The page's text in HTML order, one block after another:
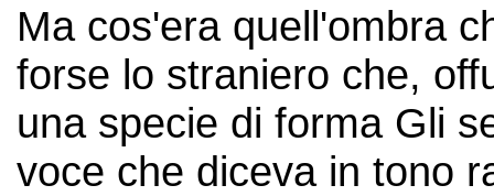
Ma cos'era quell'ombra
forse lo straniero che,
una specie di forma Gli
voce che diceva in tono